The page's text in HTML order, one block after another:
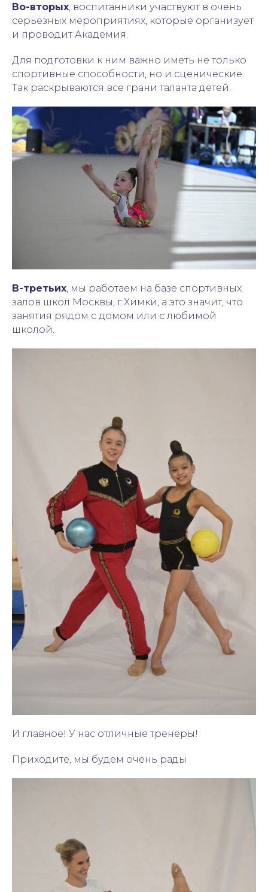
Во-вторых , воспитанники участвуют в очень
серьезных мероприятиях, которые организует
и проводит Академия.
Для подготовки к ним важно иметь не только
спортивные способности, но и сценические.
Так раскрываются все грани таланта детей.
В-третьих , мы работаем на базе спортивных
залов школ Москвы, г.Химки, а это значит, что
занятия рядом с домом или с любимой
школой.
И главное! У нас отличные тренеры!
Приходите, мы будем очень рады